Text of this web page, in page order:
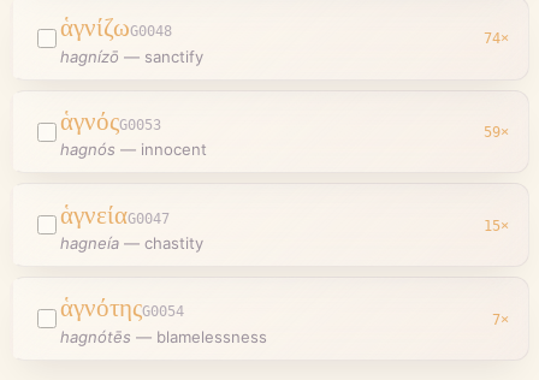
ἁγνίζωG0048
hagnízō — sanctify
74×
ἁγνόςG0053
hagnós — innocent
59×
ἁγνείαG0047
hagneía — chastity
15×
ἁγνότηςG0054
hagnótēs — blamelessness
7×